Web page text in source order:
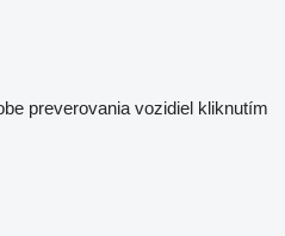
preverovania vozidiel kliknutím